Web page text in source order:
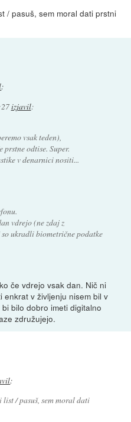
/ pasuš, sem moral dati prstni
:
izjavil:
vsak teden),
prstne odtise. Super.
v denarnici nositi...
vdrejo (ne zdaj z
ukradli biometrične podatke
če vdrejo vsak dan. Nič ni
enkrat v življenju nisem bil v
bilo dobro imeti digitalno
združujejo.
:
/ pasuš, sem moral dati